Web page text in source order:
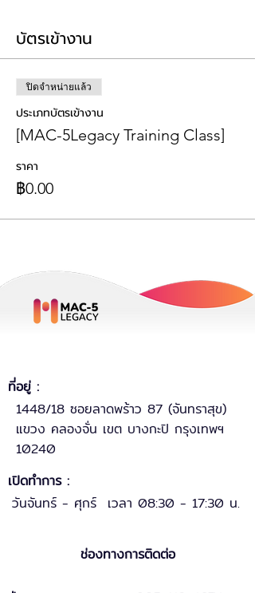
บัตรเข้างาน
ปิดจำหน่ายแล้ว
ประเภทบัตรเข้างาน
[MAC-5Legacy Training Class]
ราคา
฿0.00
ที่อยู่ :
1448/18 ซอยลาดพร้าว 87 (จันทราสุข)
แขวง คลองจั่น เขต บางกะปิ กรุงเทพฯ
10240
เปิดทำการ :
วันจันทร์ - ศุกร์ เวลา 08:30 - 17:30 น.
ช่องทางการติดต่อ